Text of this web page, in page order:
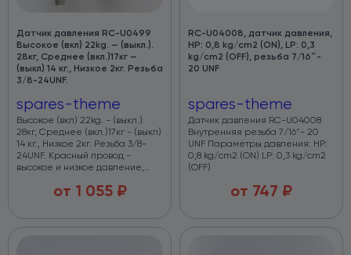
Датчик давления RC-U0499
Высокое (вкл) 22kg. — (выкл.).
28кг, Среднее (вкл.)17кг —
(выкл) 14 кг., Низкое 2кг. Резьба
3/8-24UNF.
spares-theme
Высокое (вкл) 22kg. - (выкл.).
28кг, Среднее (вкл.)17кг - (выкл)
14 кг., Низкое 2кг. Резьба 3/8-
24UNF. Красный провод -
высокое и низкое давление,
клеммами длина 150 мм.
от 1 055₽
RC-U04008, датчик давления,
HP: 0,8 kg/cm2 (ON), LP: 0,3
kg/cm2 (OFF), резьба 7/16″-
20 UNF
spares-theme
Датчик давления RC-U04008
Внутренняя резьба 7/16"- 20
UNF Параметры давления: HP:
0,8 kg/cm2 (ON) LP: 0,3 kg/cm2
(OFF)
от 747 ₽